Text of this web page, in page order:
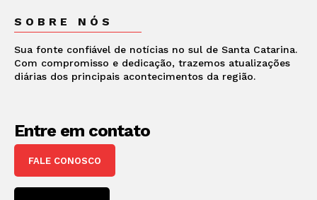
SOBRE NÓS
Sua fonte confiável de notícias no sul de Santa Catarina.
Com compromisso e dedicação, trazemos atualizações
diárias dos principais acontecimentos da região.
Entre em contato
FALE CONOSCO